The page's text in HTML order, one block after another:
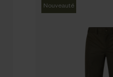
Nouveauté